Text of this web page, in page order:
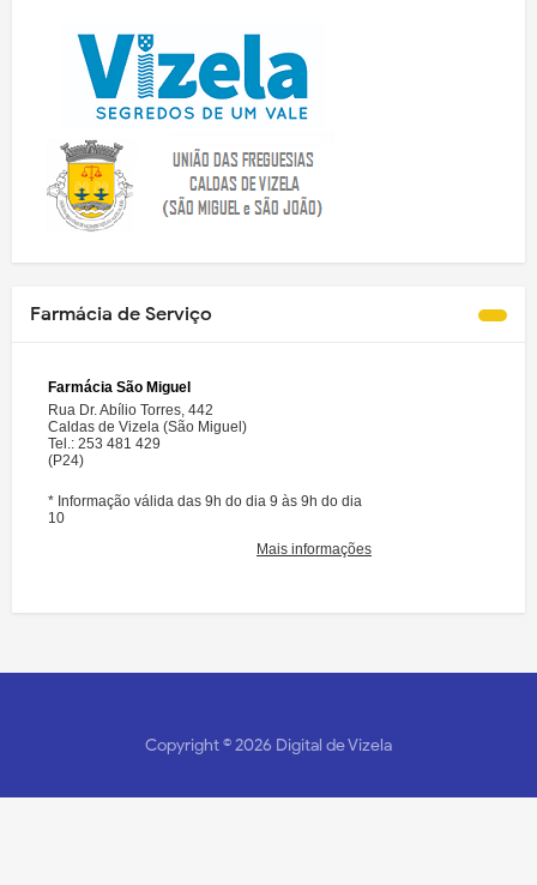
Farmácia de Serviço
Copyright ©2026 Digital de Vizela